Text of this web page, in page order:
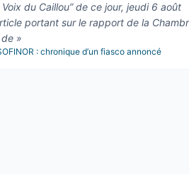
Voix du Caillou” de ce jour, jeudi 6 août
portant sur le rapport de la
de »
: chronique d’un fiasco annoncé